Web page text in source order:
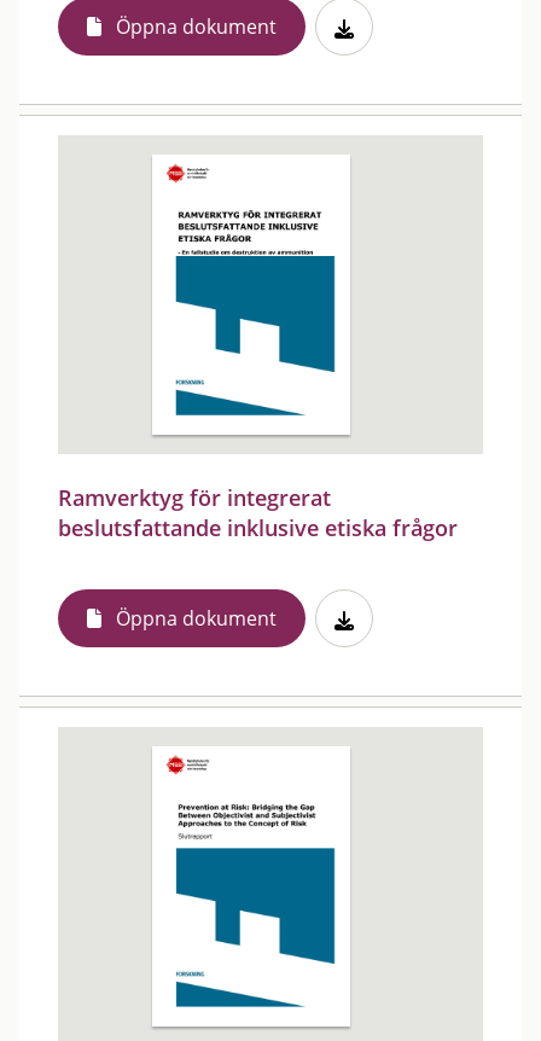
Öppna dokument
Ramverktyg för integrerat
beslutsfattande inklusive etiska frågor
Öppna dokument